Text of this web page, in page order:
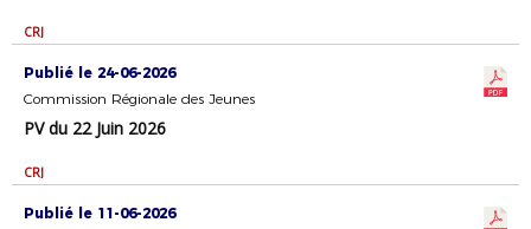
CRJ
Publié le 24-06-2026
Commission Régionale des Jeunes
PV du 22 Juin 2026
CRJ
Publié le 11-06-2026